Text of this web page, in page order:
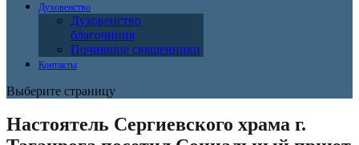
Духовенство
Духовенство
благочиния
Почившие священники
Контакты
Выберите страницу
Настоятель Сергиевского храма г.